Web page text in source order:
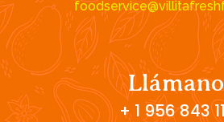
+ 1 956 843